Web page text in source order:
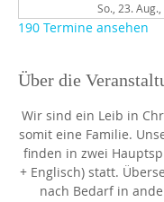
So., 23.
190 Termine ansehen
Über die
Wir sind ein Leib in
somit eine Familie.
finden in zwei
+ Englisch) statt.
nach Bedarf in